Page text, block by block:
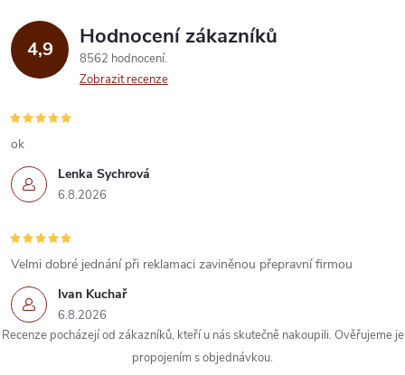
k
y
v
ý
p
i
s
u
4,9 Hodnocení zákazníků
8562 hodnocení
Zobrazit recenze
Lenka Sychrová
6.8.2026
ok
Ivan Kuchař
6.8.2026
Velmi dobré jednání při reklamaci zaviněnou přepravní firmou
Recenze pocházejí od zákazníků, kteří u nás skutečně nakoupili. Ověřujeme je
propojením s objednávkou.